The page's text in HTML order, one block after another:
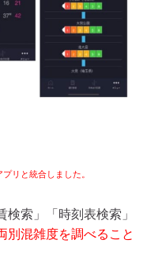
リと統合しました。
索」「時刻表検索」
別混雑度を調べること